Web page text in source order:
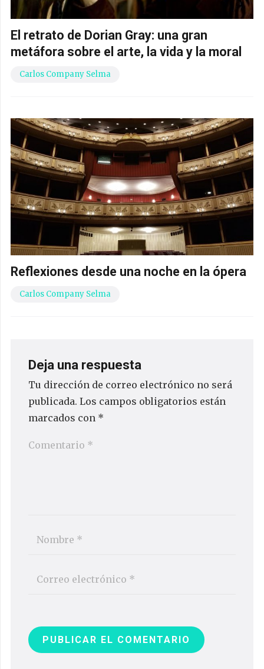
El retrato de Dorian Gray: una gran
metáfora sobre el arte, la vida y la moral
Carlos Company Selma
Reflexiones desde una noche en la ópera
Carlos Company Selma
Deja una respuesta
Tu dirección de correo electrónico no será
publicada. Los campos obligatorios están
marcados con *
PUBLICAR EL COMENTARIO